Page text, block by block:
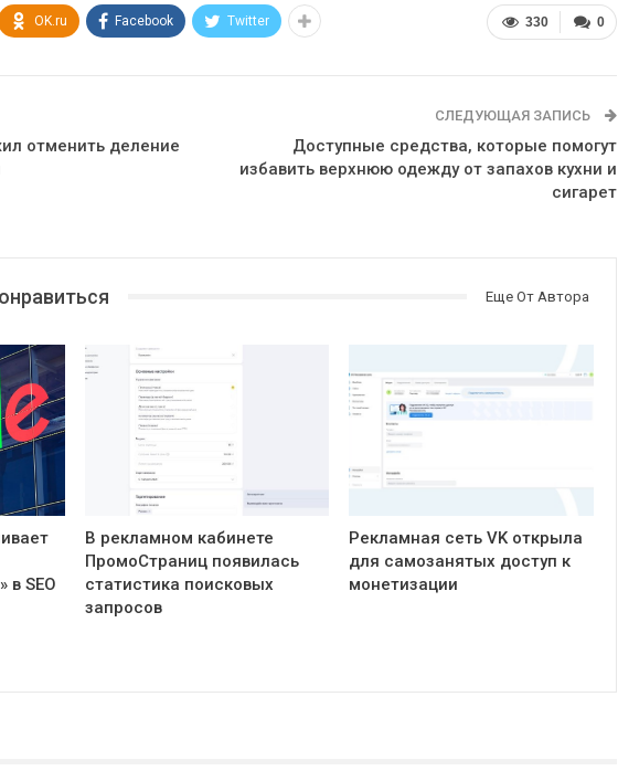
0
330
OK.ru Facebook Twitter
отменить деление
СЛЕДУЮЩАЯ ЗАПИСЬ
Доступные средства, которые помогут
избавить верхнюю одежду от запахов кухни и
сигарет
Еще От Автора
в SEO
В рекламном кабинете
ПромоСтраниц появилась
статистика поисковых
запросов
Рекламная сеть VK открыла
для самозанятых доступ к
монетизации